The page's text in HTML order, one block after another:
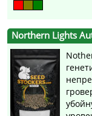
Northern Lights